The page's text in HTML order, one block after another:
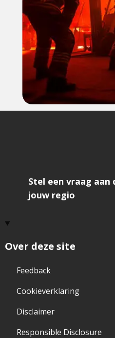
Over deze site
Feedback
Cookieverklaring
Disclaimer
Responsible Disclosure
Stel een vraag aan
jouw regio